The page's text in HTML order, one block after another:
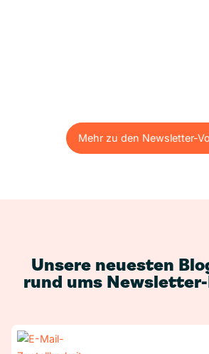
Mehr zu den Newsletter-
Mehr zu den Newsletter-
Unsere neuesten
rund ums